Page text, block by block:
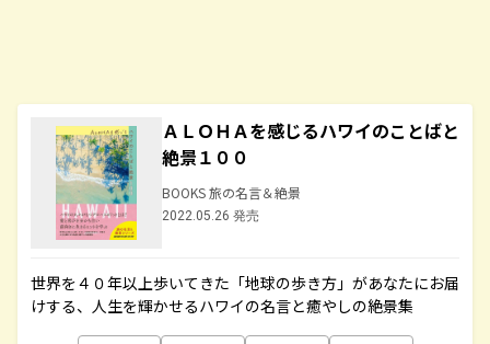
ＡＬＯＨＡを感じるハワイのことばと
絶景１００
BOOKS 旅の名言＆絶景
2022.05.26 発売
世界を４０年以上歩いてきた「地球の歩き方」があなたにお届
けする、人生を輝かせるハワイの名言と癒やしの絶景集